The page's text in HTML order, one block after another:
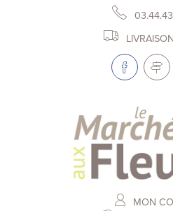
MON